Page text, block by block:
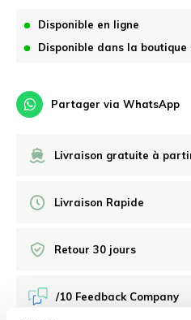
Disponible en ligne
Disponible dans la
Partager via WhatsApp
Livraison gratuite à
Livraison Rapide
Retour 30 jours
/10 Feedback Company